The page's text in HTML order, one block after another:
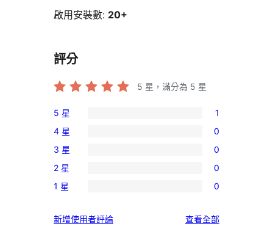
啟用安裝數: 20+
評分
5 星，滿分為 5 星
1
個
5
星
使
者
5 星 1
0
個
4
星
用
4 星 0
0
個
3
使
3 星 0
0
個
星
2 星 0
0
1
1 星 0
新增使用者評論 查看全部使